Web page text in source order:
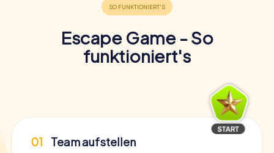
Escape Game - So
funktioniert's
01 Team aufstellen